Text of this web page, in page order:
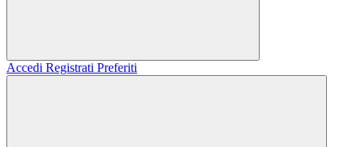
Accedi Registrati Preferiti